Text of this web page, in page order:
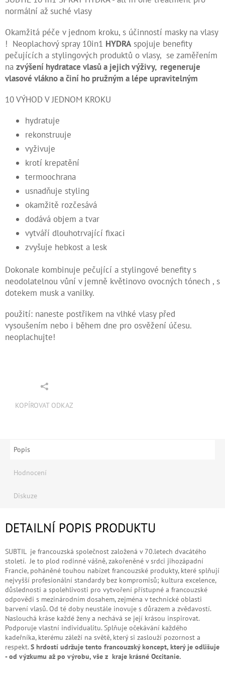
Měna
(CZK)
Přihlášení
normální až suché vlasy
Okamžitá péče v jednom kroku, s účinností masky na vlasy
! Neoplachový spray 10in1 HYDRA spojuje benefity
pečujících a stylingových produktů o vlasy, se zaměřením
na zvýšení hydratace vlasů a jejich výživy, regeneruje
vlasové vlákno a činí ho pružným a lépe upravitelným
10 VÝHOD V JEDNOM KROKU
hydratuje
rekonstruuje
vyživuje
krotí krepatění
termoochrana
usnadňuje styling
okamžitě rozčesává
dodává objem a tvar
vytváří dlouhotrvající fixaci
zvyšuje hebkost a lesk
Dokonale kombinuje pečující a stylingové benefity s
neodolatelnou vůní v jemně květinovo ovocných tónech , s
dotekem musk a vanilky.
použití: naneste postřikem na vlhké vlasy před
vysoušením nebo i během dne pro osvěžení účesu.
neoplachujte!
KOPÍROVAT ODKAZ
Popis
Hodnocení
Diskuze
DETAILNÍ POPIS PRODUKTU
SUBTIL je francouzská společnost založená v 70.letech dvacátého
století.Je to plod rodinné vášně, zakořeněné v srdci jihozápadní
Francie, poháněné touhou nabízet francouzské produkty, které splňují
nejvyšší profesionální standardy bez kompromisů; kultura excelence,
důslednosti a spolehlivosti pro vytvoření přístupné a francouzské
odpovědi s mezinárodním dosahem, zejména v technické oblasti
barvení vlasů. Od té doby neustále inovuje s důrazem a zvědavostí.
Naslouchá kráse každé ženy a nechává se její krásou inspirovat.
Podporuje vlastní individualitu. Splňuje očekávání každého
kadeřníka, kterému záleží na světě, který si zaslouží pozornost a
respekt. S hrdostí udržuje tento francouzský koncept, který je odlišuje
- od výzkumu až po výrobu, vše z kraje krásné Occitanie.